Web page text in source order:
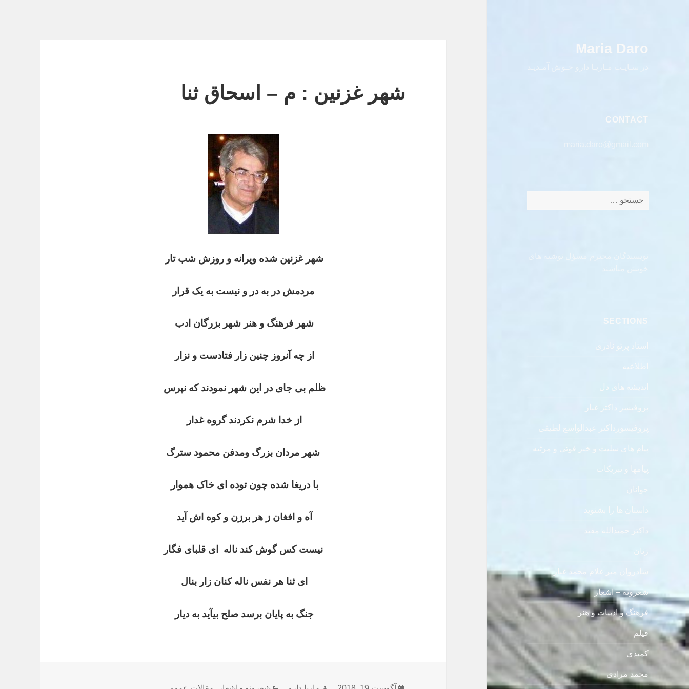
Maria Daro
در سـایـت مـاریـا دارو خـوش آمـدیـد
CONTACT
برای:
نویسندگان محترم مسؤل نوشته های
SECTIONS
استاد پرتو نادری
اطلاعیه
اندیشه های دل
پروفیسر داکتر غبار
پروفیسورداکتر عبدالواسع لطیفی
پیام های سلیت و خبر فوتی و مرثیه
پیامها و تبریکات
جوانان
داستان ها را بشنوید
داکتر حمیدالله مفید
زنان
شادروان میر غلام محمد غبار
شعرونه – اشعار
فرهنگ و ادبیات و هنر
فیلم
کمیدی
محمد مرادی
شهر غزنین : م – اسحاق ثنا
شهر غزنین شده ویرانه و روزش شب تار
مردمش در به در و نیست به یک قرار
شهر فرهنگ و هنر شهر بزرگان ادب
از چه آنروز چنین زار فتادست و نزار
ظلم بی‌ جای در این شهر نمودند که نپرس
از خدا شرم نکردند گروه غدار
شهر مردان بزرگ ومدفن محمود سترگ
با دریغا شده چون توده ای خاک هموار
آه و افغان ز هر برزن و کوه اش آید
نیست کس گوش کند ناله ای قلبای فگار
ای ثنا هر نفس ناله کنان زار بنال
جنگ به پایان برسد صلح‌ بیآید به دیار